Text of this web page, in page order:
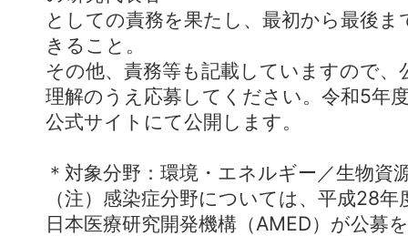
としての責務を果たし、最初から最後ま
きること。
その他、責務等も記載していますので、
理解のうえ応募してください。令和5年
公式サイトにて公開します。
＊対象分野：環境・エネルギー／生物資
（注）感染症分野については、平成28
日本医療研究開発機構（AMED）が公募